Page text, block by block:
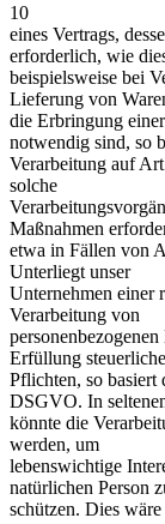
10
eines Vertrags,
erforderlich, wie
beispielsweise bei
Lieferung von
die Erbringung
notwendig sind, so
Verarbeitung auf
solche
Maßnahmen
etwa in Fällen von
Unterliegt unser
Unternehmen einer
Verarbeitung von
Erfüllung
Pflichten, so
DSGVO. In
könnte die
werden, um
lebenswichtige
natürlichen Person
schützen. Dies